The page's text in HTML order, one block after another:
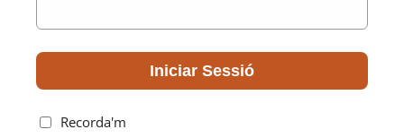
Iniciar Sessió
Recorda'm